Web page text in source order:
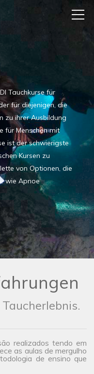
Tauchkurse für
für diejenigen, die
zu ihrer Ausbildung
für Menschen mit
ist der schwierigste
Kursen zu
von Optionen, die
wie Apnoe
realizados tendo em
as aulas de mergulho
de ensino que